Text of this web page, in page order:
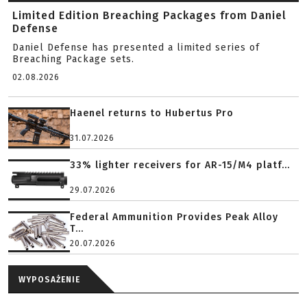
Limited Edition Breaching Packages from Daniel
Defense
Daniel Defense has presented a limited series of
Breaching Package sets.
02.08.2026
Haenel returns to Hubertus Pro
31.07.2026
33% lighter receivers for AR-15/M4 platf...
29.07.2026
Federal Ammunition Provides Peak Alloy
T...
20.07.2026
WYPOSAŻENIE